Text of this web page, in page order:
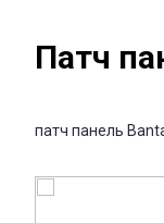
Патч
патч панель